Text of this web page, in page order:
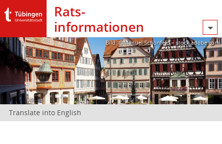
Rats­
informationen
Bild: @Manuel Schönfeld – stock.adobe.com
Translate into English